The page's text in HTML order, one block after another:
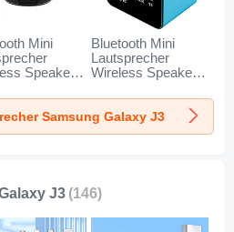
Mini
Speaker
Galaxy
Bluetooth Mini
Lautsprecher
Wireless Speaker
Samsung Galaxy
J3 Blau
Samsung Galaxy J3
J3 (146)